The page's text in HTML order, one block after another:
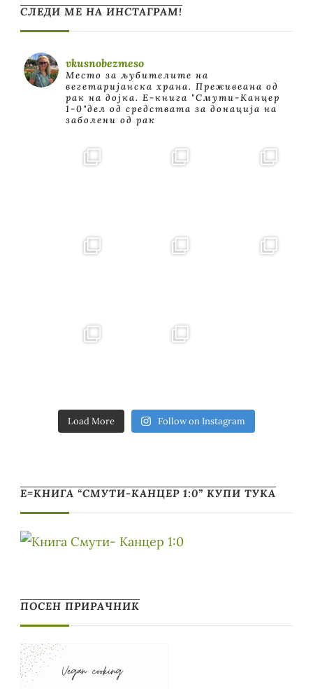
СЛЕДИ МЕ НА ИНСТАГРАМ!
vkusnobezmeso
Место за љубителите на
вегетаријанска храна. Преживеана од
рак на дојка. E-книга "Смути-Канцер
1-0"дел од средствата за донација на
заболени од рак
Load More Follow on Instagram
Е=КНИГА “СМУТИ-КАНЦЕР 1:0” КУПИ ТУКА
ПОСЕН ПРИРАЧНИК